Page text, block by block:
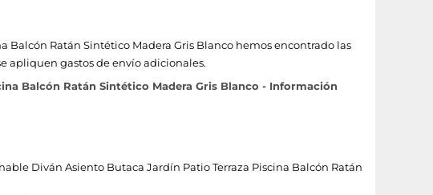
Balcón Ratán Sintético Madera Gris Blanco hemos encontrado las
apliquen gastos de envío adicionales.
Balcón Ratán Sintético Madera Gris Blanco - Información
Diván Asiento Butaca Jardín Patio Terraza Piscina Balcón Ratán